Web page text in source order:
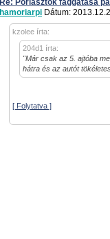
Re: Porlasztók faggatása
hamoriarpi Dátum:
kzolee írta:
204d1 írta:
"Már csak az 5. ajtóba
hátra és az autót
[ Folytatva ]